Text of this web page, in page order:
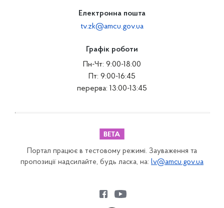
Електронна пошта
tv.zk@amcu.gov.ua
Графік роботи
Пн-Чт: 9:00-18:00
Пт: 9:00-16:45
перерва: 13:00-13:45
Портал працює в тестовому режимі. Зауваження та
пропозиції надсилайте, будь ласка, на: lv@amcu.gov.ua